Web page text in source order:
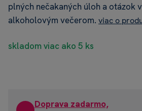
plných nečakaných úloh a otázok
alkoholovým večerom. viac o
skladom viac ako 5 ks
Doprava zadarmo,